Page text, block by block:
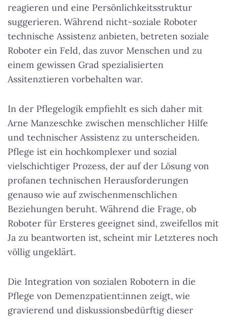
reagieren und eine Persönlichkeitsstruktur
suggerieren. Während nicht-soziale Roboter
technische Assistenz anbieten, betreten soziale
Roboter ein Feld, das zuvor Menschen und zu
einem gewissen Grad spezialisierten
Assitenztieren vorbehalten war.
In der Pflegelogik empfiehlt es sich daher mit
Arne Manzeschke zwischen menschlicher Hilfe
und technischer Assistenz zu unterscheiden.
Pflege ist ein hochkomplexer und sozial
vielschichtiger Prozess, der auf der Lösung von
profanen technischen Herausforderungen
genauso wie auf zwischenmenschlichen
Beziehungen beruht. Während die Frage, ob
Roboter für Ersteres geeignet sind, zweifellos mit
Ja zu beantworten ist, scheint mir Letzteres noch
völlig ungeklärt.
Die Integration von sozialen Robotern in die
Pflege von Demenzpatient:innen zeigt, wie
gravierend und diskussionsbedürftig dieser